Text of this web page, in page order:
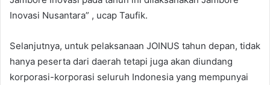
Inovasi Nusantara” , ucap Taufik.
Selanjutnya, untuk pelaksanaan JOINUS tahun depan, tidak
hanya peserta dari daerah tetapi juga akan diundang
korporasi-korporasi seluruh Indonesia yang mempunyai